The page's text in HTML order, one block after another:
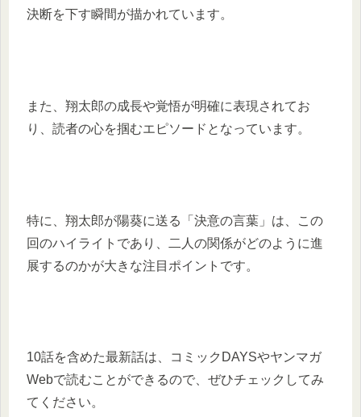
決断を下す瞬間が描かれています。
また、翔太郎の成長や覚悟が明確に表現されてお
り、読者の心を掴むエピソードとなっています。
特に、翔太郎が陽葵に送る「決意の言葉」は、この
回のハイライトであり、二人の関係がどのように進
展するのかが大きな注目ポイントです。
10話を含めた最新話は、コミックDAYSやヤンマガ
Webで読むことができるので、ぜひチェックしてみ
てください。